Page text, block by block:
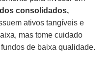
consolidados,
ativos tangíveis e
mas tome cuidado
de baixa qualidade.